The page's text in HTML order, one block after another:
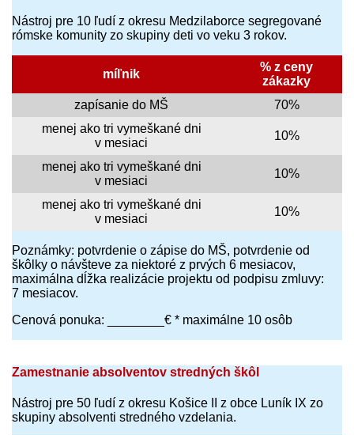
Nástroj pre 10 ľudí z okresu Medzilaborce segregované
rómske komunity zo skupiny deti vo veku 3 rokov.
míľnik
% z ceny
zákazky
zapísanie do MŠ
70%
menej ako tri vymeškané dni
v mesiaci
10%
menej ako tri vymeškané dni
v mesiaci
10%
menej ako tri vymeškané dni
v mesiaci
10%
Poznámky: potvrdenie o zápise do MŠ, potvrdenie od
škôlky o návšteve za niektoré z prvých 6 mesiacov,
maximálna dĺžka realizácie projektu od podpisu zmluvy:
7 mesiacov.
Cenová ponuka: ________€ * maximálne 10 osôb
Zamestnanie absolventov stredných škôl
Nástroj pre 50 ľudí z okresu Košice II z obce Luník IX zo
skupiny absolventi stredného vzdelania.